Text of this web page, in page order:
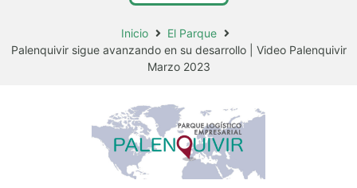
Inicio
El Parque
Palenquivir sigue avanzando en su desarrollo | Video Palenquivir
Marzo 2023